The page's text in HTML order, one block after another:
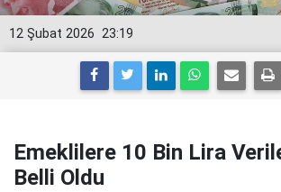
23:19
12 Şubat 2026
Emeklilere 10 Bin Lira
Belli Oldu